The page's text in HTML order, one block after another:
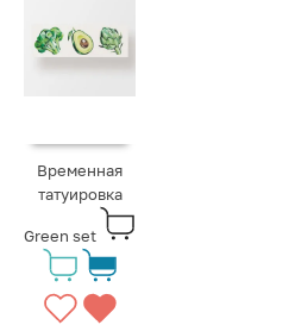
Временная
татуировка
Green set